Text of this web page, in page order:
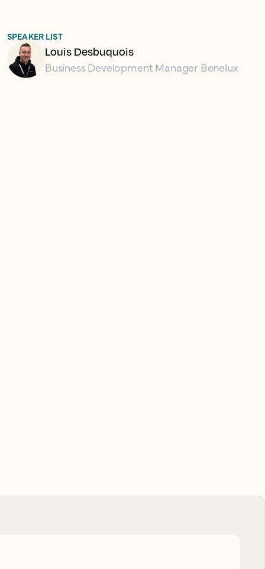
SPEAKER LIST
Louis Desbuquois
Business Development Manager Benelux